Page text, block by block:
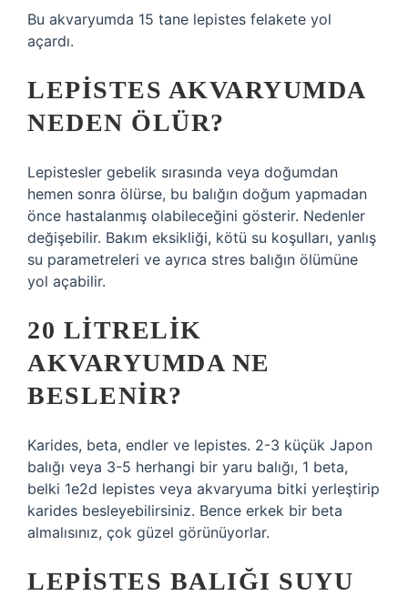
Bu akvaryumda 15 tane lepistes felakete yol
açardı.
LEPISTES AKVARYUMDA
NEDEN ÖLÜR?
Lepistesler gebelik sırasında veya doğumdan
hemen sonra ölürse, bu balığın doğum yapmadan
önce hastalanmış olabileceğini gösterir. Nedenler
değişebilir. Bakım eksikliği, kötü su koşulları, yanlış
su parametreleri ve ayrıca stres balığın ölümüne
yol açabilir.
20 LITRELIK
AKVARYUMDA NE
BESLENIR?
Karides, beta, endler ve lepistes. 2-3 küçük Japon
balığı veya 3-5 herhangi bir yaru balığı, 1 beta,
belki 1e2d lepistes veya akvaryuma bitki yerleştirip
karides besleyebilirsiniz. Bence erkek bir beta
almalısınız, çok güzel görünüyorlar.
LEPISTES BALIĞI SUYU